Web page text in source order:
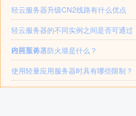
轻云服务器升级CN2线路有什么优点
轻云服务器的不同实例之间是否可通过
内网互访？
轻云服务器防火墙是什么？
使用轻量应用服务器时具有哪些限制？